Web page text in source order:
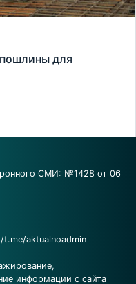
для
СМИ: №1428 от 06
aktualnoadmin
информации с сайта